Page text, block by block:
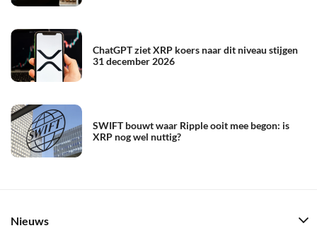
ChatGPT ziet XRP koers naar dit niveau stijgen
31 december 2026
SWIFT bouwt waar Ripple ooit mee begon: is
XRP nog wel nuttig?
Nieuws